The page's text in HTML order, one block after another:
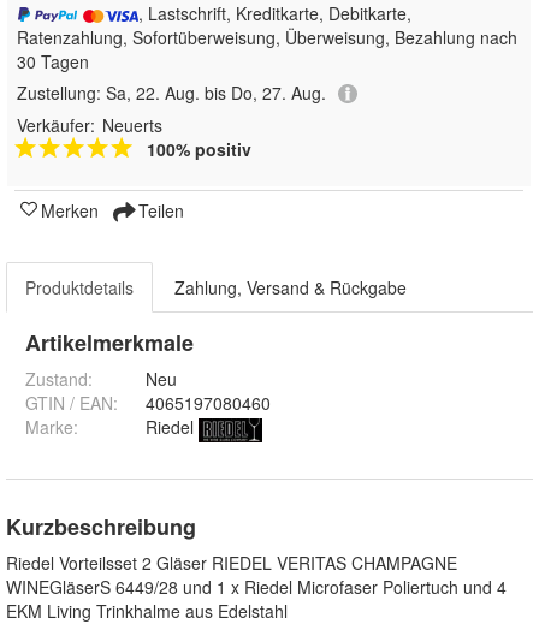
, Lastschrift, Kreditkarte, Debitkarte,
Ratenzahlung, Sofortüberweisung, Überweisung, Bezahlung nach
30 Tagen
Zustellung: Sa, 22. Aug. bis Do, 27. Aug.
Verkäufer: Neuerts
100% positiv
Merken Teilen
Produktdetails Zahlung, Versand & Rückgabe
Artikelmerkmale
Zustand:
Neu
GTIN / EAN:
4065197080460
Marke:
Riedel
Kurzbeschreibung
Riedel Vorteilsset 2 Gläser RIEDEL VERITAS CHAMPAGNE
WINEGläserS 6449/28 und 1 x Riedel Microfaser Poliertuch und 4
EKM Living Trinkhalme aus Edelstahl